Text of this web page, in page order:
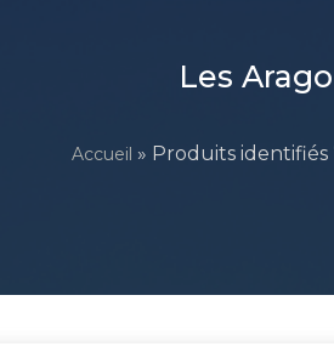
Les Arago
Accueil » Produits identifiés